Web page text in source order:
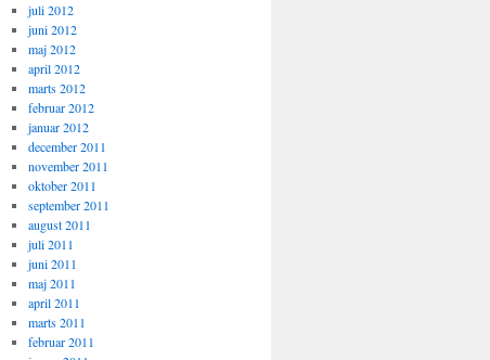
juli 2012
juni 2012
maj 2012
april 2012
marts 2012
februar 2012
januar 2012
december 2011
november 2011
oktober 2011
september 2011
august 2011
juli 2011
juni 2011
maj 2011
april 2011
marts 2011
februar 2011